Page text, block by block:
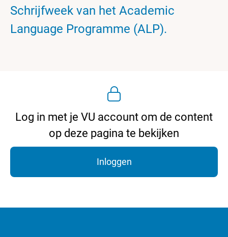
Schrijfweek van het Academic
Language Programme (ALP).
Log in met je VU account om de content
op deze pagina te bekijken
Inloggen